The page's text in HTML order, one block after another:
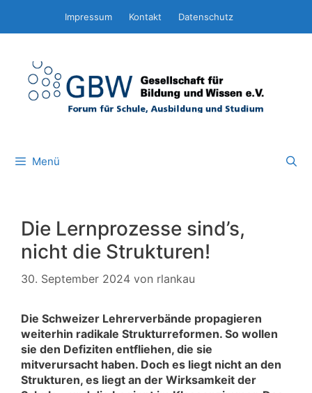
springen
Impressum Kontakt Datenschutz
Menü
Die Lernprozesse sind’s,
nicht die Strukturen!
30. September 2024 von rlankau
Die Schweizer Lehrerverbände propagieren
weiterhin radikale Strukturreformen. So wollen
sie den Defiziten entfliehen, die sie
mitverursacht haben. Doch es liegt nicht an den
Strukturen, es liegt an der Wirksamkeit der